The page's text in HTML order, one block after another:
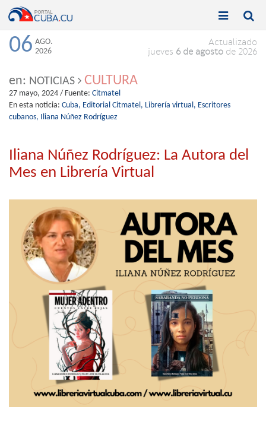
Toggle

Toggle

06 AGO.
2026
Actualizado
jueves 6 de agosto de 2026
en: NOTICIAS CULTURA
27 mayo, 2024 / Fuente: Citmatel
En esta noticia: Cuba, Editorial Citmatel, Librería virtual, Escritores
cubanos, Iliana Núñez Rodríguez
Iliana Núñez Rodríguez: La Autora del
Mes en Librería Virtual